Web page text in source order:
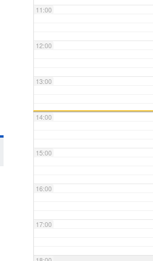
11:00
12:00
13:00
14:00
15:00
16:00
17:00